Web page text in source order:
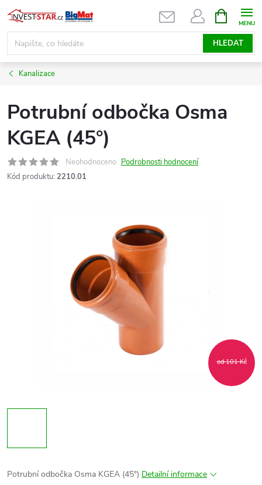
Přejít
na
obsah
HLEDAT
NÁKUPNÍ
KOŠÍK
Kanalizace
Potrubní odbočka Osma
KGEA (45°)
Neohodnoceno Podrobnosti hodnocení
Kód produktu: 2210.01
od 101 Kč
Potrubní odbočka Osma KGEA (45°) Detailní informace